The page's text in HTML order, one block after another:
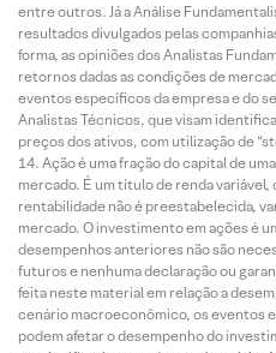
entre outros. Já a Análise
resultados divulgados pelas
forma, as opiniões dos Analistas
retornos dadas as condições de
eventos específicos da empresa e do
Analistas Técnicos, que visam
preços dos ativos, com utilização de
Ação é uma fração do capital de
mercado. É um título de renda
rentabilidade não é preestabelecida,
mercado. O investimento em ações é
desempenhos anteriores não são
futuros e nenhuma declaração ou
feita neste material em relação a
cenário macroeconômico, os eventos
podem afetar o desempenho do